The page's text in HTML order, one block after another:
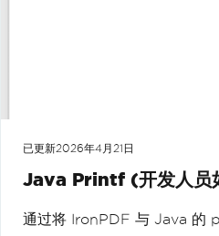
已更新2026年4月21日
Java Printf (开发人员
通过将 IronPDF 与 Java 的